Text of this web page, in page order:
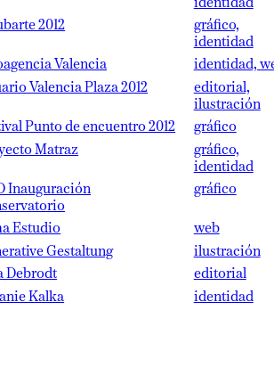
identidad
2012
gráfico,
identidad
Valencia
identidad,
Valencia Plaza 2012
editorial,
ilustración
Punto de encuentro 2012
gráfico
Matraz
gráfico,
identidad
Inauguración
gráfico
Estudio
web
Gestaltung
ilustración
Debrodt
editorial
Kalka identidad